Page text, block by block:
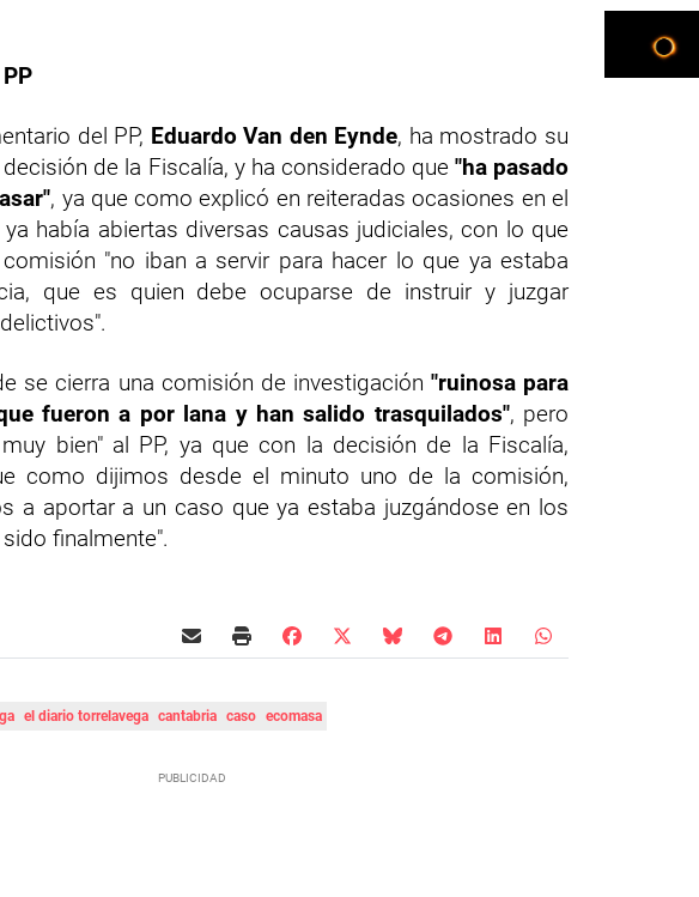
del PP, Eduardo Van den Eynde, ha mostrado su
de la Fiscalía, y ha considerado que "ha pasado
, ya que como explicó en reiteradas ocasiones en el
había abiertas diversas causas judiciales, con lo que
"no iban a servir para hacer lo que ya estaba
que es quien debe ocuparse de instruir y juzgar
se cierra una comisión de investigación "ruinosa para
fueron a por lana y han salido trasquilados", pero
bien" al PP, ya que con la decisión de la Fiscalía,
como dijimos desde el minuto uno de la comisión,
a aportar a un caso que ya estaba juzgándose en los
finalmente".
el diario torrelavega cantabria caso ecomasa